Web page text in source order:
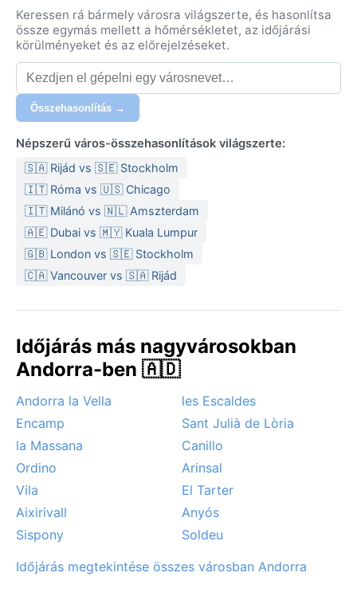
Keressen rá bármely városra világszerte, és hasonlítsa
össze egymás mellett a hőmérsékletet, az időjárási
körülményeket és az előrejelzéseket.
Összehasonlítás →
Népszerű város-összehasonlítások világszerte:
🇸🇦 Rijád vs 🇸🇪 Stockholm
🇮🇹 Róma vs 🇺🇸 Chicago
🇮🇹 Milánó vs 🇳🇱 Amszterdam
🇦🇪 Dubai vs 🇲🇾 Kuala Lumpur
🇬🇧 London vs 🇸🇪 Stockholm
🇨🇦 Vancouver vs 🇸🇦 Rijád
Időjárás más nagyvárosokban
Andorra-ben 🇦🇩
Andorra la Vella
les Escaldes
Encamp
Sant Julià de Lòria
la Massana
Canillo
Ordino
Arinsal
Vila
El Tarter
Aixirivall
Anyós
Sispony
Soldeu
Időjárás megtekintése összes városban Andorra